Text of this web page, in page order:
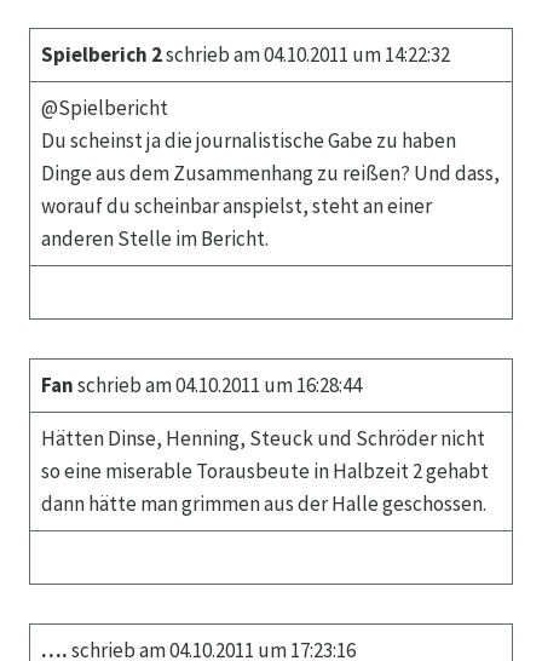
Spielberich 2schrieb am 04.10.2011 um 14:22:32
@Spielbericht
Du scheinst ja die journalistische Gabe zu haben
Dinge aus dem Zusammenhang zu reißen? Und dass,
worauf du scheinbar anspielst, steht an einer
anderen Stelle im Bericht.
Fanschrieb am 04.10.2011 um 16:28:44
Hätten Dinse, Henning, Steuck und Schröder nicht
so eine miserable Torausbeute in Halbzeit 2 gehabt
dann hätte man grimmen aus der Halle geschossen.
….schrieb am 04.10.2011 um 17:23:16